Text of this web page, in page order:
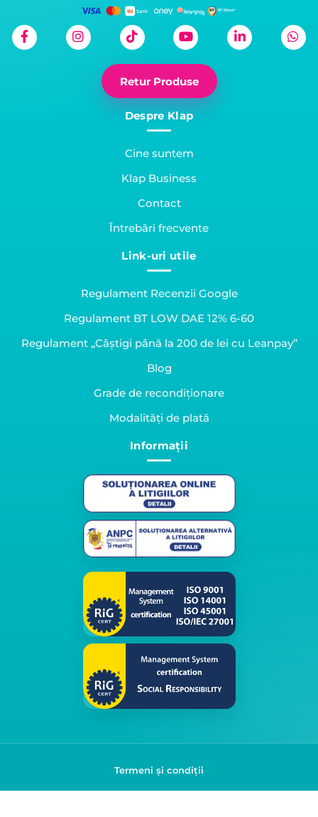
Retur Produse
Despre Klap
Cine suntem
Klap Business
Contact
Întrebări frecvente
Link-uri utile
Regulament Recenzii Google
Regulament BT LOW DAE 12% 6-60
Regulament „Câștigi până la 200 de lei cu Leanpay”
Blog
Grade de recondiționare
Modalități de plată
Informații
Termeni și condiții